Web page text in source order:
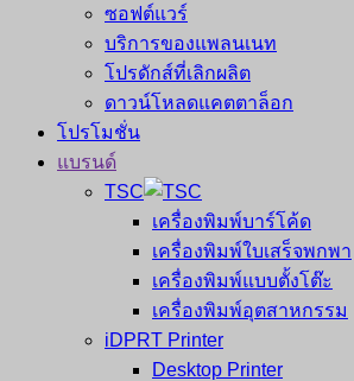
ซอฟต์แวร์
บริการของแพลนเนท
โปรดักส์ที่เลิกผลิต
ดาวน์โหลดแคตตาล็อก
โปรโมชั่น
แบรนด์
TSC
เครื่องพิมพ์บาร์โค้ด
เครื่องพิมพ์ใบเสร็จพกพา
เครื่องพิมพ์แบบตั้งโต๊ะ
เครื่องพิมพ์อุตสาหกรรม
iDPRT Printer
Desktop Printer